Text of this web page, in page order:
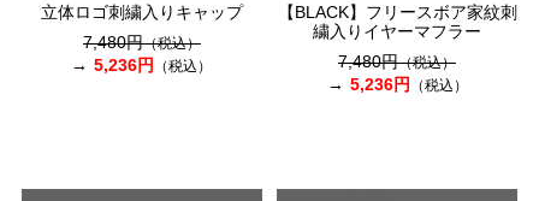
立体ロゴ刺繍入りキャップ
7,480円（税込）
5,236円 （税込）
【BLACK】フリースボア家紋刺
繍入りイヤーマフラー
7,480円（税込）
5,236円 （税込）